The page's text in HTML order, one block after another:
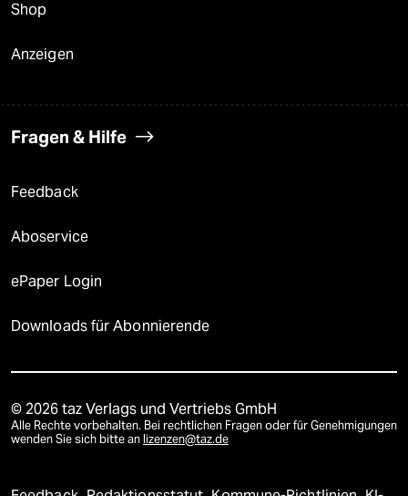
Shop
Anzeigen
Fragen & Hilfe
Feedback
Aboservice
ePaper Login
Downloads für Abonnierende
© 2026 taz Verlags und Vertriebs GmbH
Alle Rechte vorbehalten. Bei rechtlichen Fragen oder für Genehmigungen
wenden Sie sich bitte an lizenzen@taz.de